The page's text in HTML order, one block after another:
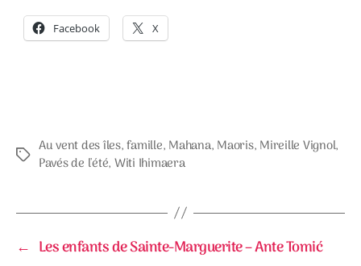
Facebook X
Étiquettes
Au vent des îles,famille, Mahana, Maoris, Mireille Vignol,
Pavés de l'été, Witi Ihimaera
← Les enfants de Sainte-Marguerite – Ante Tomić